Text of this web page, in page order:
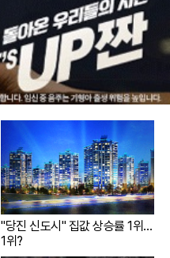
"당진 신도시" 집값 상승률 1위…
1위?